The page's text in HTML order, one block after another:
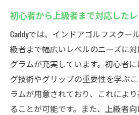
仕事や家庭の合間にでき
自由度の高い予約システ
短時間でも成果を出す練
ライフスタイルに合わせ
多様なプランでコストパ
上
初心者から上級者まで対応した
Caddyでは、インドアゴルフスクー
級者まで幅広いレベルのニーズに
グラムが充実しています。初心者
グ技術やグリップの重要性を学ぶ
ラムが用意されており、これによ
ることが可能です。また、上級者